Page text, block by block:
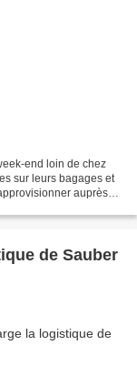
end loin de chez
sur leurs bagages et
auprès
de Sauber